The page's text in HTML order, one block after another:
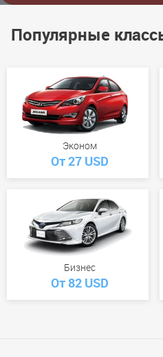
Популярные
Эконом
От 27 USD
Бизнес
От 82 USD